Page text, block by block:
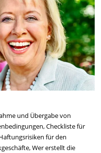
und Übergabe von
Checkliste für
für den
Wer erstellt die